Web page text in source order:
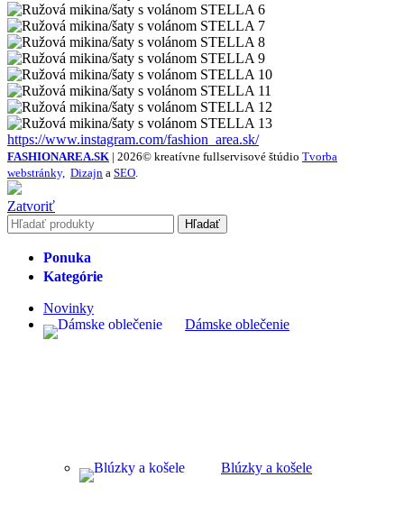
https://www.instagram.com/fashion_area.sk/
FASHIONAREA.SK | 2026© kreatívne fullservisové štúdio Tvorba
webstránky, Dizajn a SEO.
Zatvoriť
Hľadať
Ponuka
Kategórie
Novinky
Dámske oblečenie
Blúzky a košele